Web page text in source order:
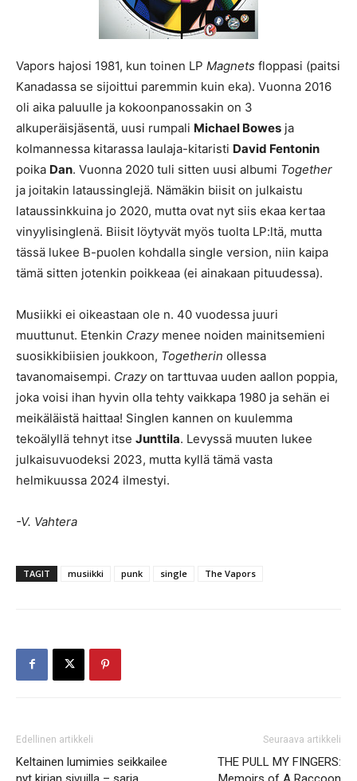
Vapors hajosi 1981, kun toinen LP Magnets floppasi (paitsi
Kanadassa se sijoittui paremmin kuin eka). Vuonna 2016
oli aika paluulle ja kokoonpanossakin on 3
alkuperäisjäsentä, uusi rumpali Michael Bowes ja
kolmannessa kitarassa laulaja-kitaristi David Fentonin
poika Dan. Vuonna 2020 tuli sitten uusi albumi Together
ja joitakin lataussinglejä. Nämäkin biisit on julkaistu
lataussinkkuina jo 2020, mutta ovat nyt siis ekaa kertaa
vinyylisinglenä. Biisit löytyvät myös tuolta LP:ltä, mutta
tässä lukee B-puolen kohdalla single version, niin kaipa
tämä sitten jotenkin poikkeaa (ei ainakaan pituudessa).
Musiikki ei oikeastaan ole n. 40 vuodessa juuri
muuttunut. Etenkin Crazymenee noiden mainitsemieni
suosikkibiisien joukkoon, Togetherin ollessa
tavanomaisempi. Crazyon tarttuvaa uuden aallon poppia,
joka voisi ihan hyvin olla tehty vaikkapa 1980 ja sehän ei
meikäläistä haittaa! Singlen kannen on kuulemma
tekoälyllä tehnyt itse Junttila. Levyssä muuten lukee
julkaisuvuodeksi 2023, mutta kyllä tämä vasta
helmikuussa 2024 ilmestyi.
-V. Vahtera
TAGIT musiikki punk single The Vapors
Edellinen artikkeli
Keltainen lumimies seikkailee
Seuraava artikkeli
THE PULL MY FINGERS: